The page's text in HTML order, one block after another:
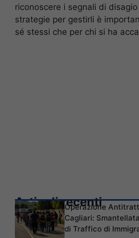
riconoscere i segnali di
strategie per gestirli è
sé stessi che per chi si ha
Articoli recenti
Operazione
Cagliari:
di Traffico di